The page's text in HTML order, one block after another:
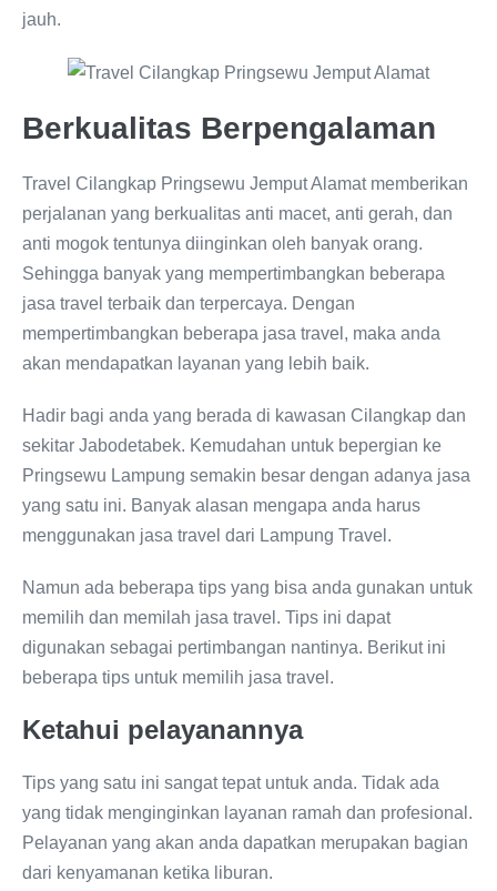
jauh.
Berkualitas Berpengalaman
Travel Cilangkap Pringsewu Jemput Alamat memberikan
perjalanan yang berkualitas anti macet, anti gerah, dan
anti mogok tentunya diinginkan oleh banyak orang.
Sehingga banyak yang mempertimbangkan beberapa
jasa travel terbaik dan terpercaya. Dengan
mempertimbangkan beberapa jasa travel, maka anda
akan mendapatkan layanan yang lebih baik.
Hadir bagi anda yang berada di kawasan Cilangkap dan
sekitar Jabodetabek. Kemudahan untuk bepergian ke
Pringsewu Lampung semakin besar dengan adanya jasa
yang satu ini. Banyak alasan mengapa anda harus
menggunakan jasa travel dari Lampung Travel.
Namun ada beberapa tips yang bisa anda gunakan untuk
memilih dan memilah jasa travel. Tips ini dapat
digunakan sebagai pertimbangan nantinya. Berikut ini
beberapa tips untuk memilih jasa travel.
Ketahui pelayanannya
Tips yang satu ini sangat tepat untuk anda. Tidak ada
yang tidak menginginkan layanan ramah dan profesional.
Pelayanan yang akan anda dapatkan merupakan bagian
dari kenyamanan ketika liburan.